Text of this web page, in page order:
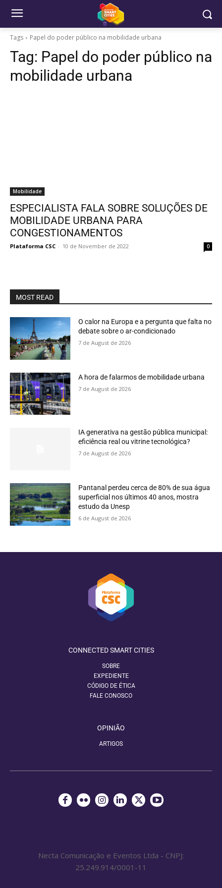
Tags Papel do poder público na mobilidade urbana
Tag: Papel do poder público na
mobilidade urbana
Mobilidade
ESPECIALISTA FALA SOBRE SOLUÇÕES DE
MOBILIDADE URBANA PARA
CONGESTIONAMENTOS
Plataforma CSC - 10 de November de 2022 0
MOST READ
O calor na Europa e a pergunta que falta no
debate sobre o ar-condicionado
7 de August de 2026
A hora de falarmos de mobilidade urbana
7 de August de 2026
IA generativa na gestão pública municipal:
eficiência real ou vitrine tecnológica?
7 de August de 2026
Pantanal perdeu cerca de 80% de sua água
superficial nos últimos 40 anos, mostra
estudo da Unesp
6 de August de 2026
CONNECTED SMART CITIES
SOBRE
EXPEDIENTE
CÓDIGO DE ÉTICA
FALE CONOSCO
OPINIÃO
ARTIGOS
Necta Comunicação e Eventos Ltda - CNPJ:
25.249.914/0001-11